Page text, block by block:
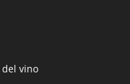
del vino